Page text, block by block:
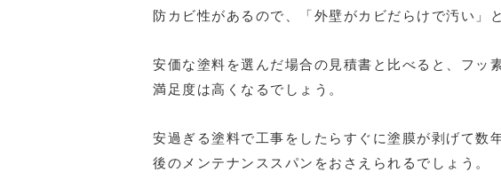
防カビ性があるので、「外壁がカビだらけで汚い」
安価な塗料を選んだ場合の見積書と比べると、フッ
満足度は高くなるでしょう。
安過ぎる塗料で工事をしたらすぐに塗膜が剥げて
後のメンテナンススパンをおさえられるでしょう。